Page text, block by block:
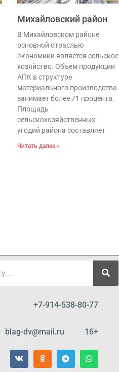
Михайловский район
В Михайловском районе
основной отраслью
экономики является сельское
хозяйство. Объем продукции
АПК в структуре
материального производства
занимает более 71 процента.
Площадь
сельскохозяйственных
угодий района составляет
Читать далее »
+7-914-538-80-77
blag-dv@mail.ru 16+